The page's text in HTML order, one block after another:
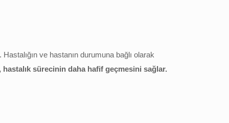
ve hastanın durumuna bağlı olarak
hastalık sürecinin daha hafif geçmesini sağlar.